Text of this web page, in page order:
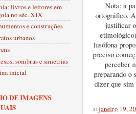
Nota: a
ortográfico.
justificar
lusófona
preciso
perceber
preparando o
dizer que sim
atjaneiro 19,
livros e leitores em
no séc. XIX
e construções
urbanos
sombras e simetrias
inicial
DE IMAGENS